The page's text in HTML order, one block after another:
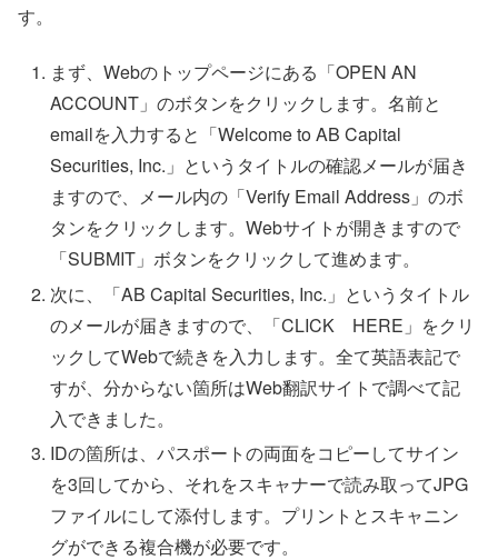
す。
まず、Webのトップページにある「OPEN AN
ACCOUNT」のボタンをクリックします。名前と
emailを入力すると「Welcome to AB Capital
Securities, Inc.」というタイトルの確認メールが届き
ますので、メール内の「Verify Email Address」のボ
タンをクリックします。Webサイトが開きますので
「SUBMIT」ボタンをクリックして進めます。
次に、「AB Capital Securities, Inc.」というタイトル
のメールが届きますので、「CLICK HERE」をクリ
ックしてWebで続きを入力します。全て英語表記で
すが、分からない箇所はWeb翻訳サイトで調べて記
入できました。
IDの箇所は、パスポートの両面をコピーしてサイン
を3回してから、それをスキャナーで読み取ってJPG
ファイルにして添付します。プリントとスキャニン
グができる複合機が必要です。